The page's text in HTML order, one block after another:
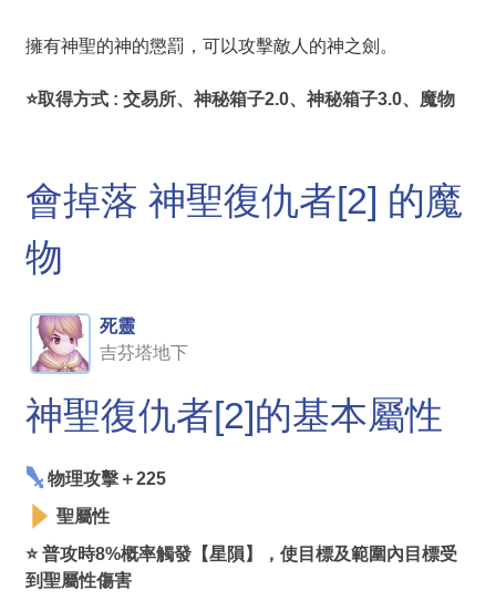
擁有神聖的神的懲罰，可以攻擊敵人的神之劍。
⭐取得方式 : 交易所、神秘箱子2.0、神秘箱子3.0、魔物
會掉落 神聖復仇者[2] 的魔
物
死靈
吉芬塔地下
神聖復仇者[2]的基本屬性
物理攻擊＋225
聖屬性
⭐ 普攻時8%概率觸發【星隕】，使目標及範圍內目標受
到聖屬性傷害